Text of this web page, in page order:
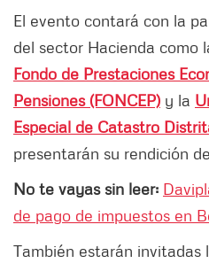
El evento contará con la
del sector Hacienda como
Fondo de Prestaciones
Pensiones (FONCEP) y la
Especial de Catastro
presentarán su rendición
No te vayas sin leer:
de pago de impuestos en
También estarán invitadas